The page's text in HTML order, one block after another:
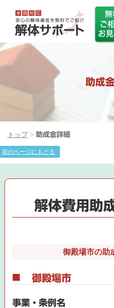
助成
トップ > 助成金詳細
前のページにもどる
解体費用助
御殿場市の助
御殿場市
事業・条例名